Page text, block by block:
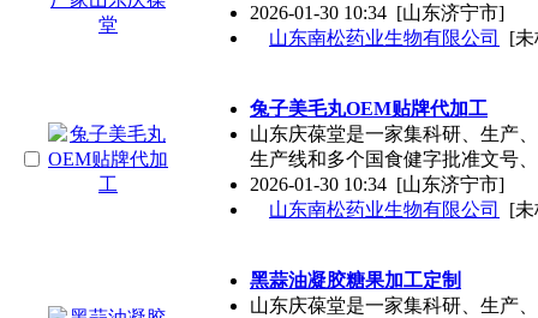
2026-01-30 10:34 [山东济宁市]
山东南松药业生物有限公司
[
兔子美毛丸OEM贴牌代加工
山东庆葆堂是一家集科研、生产
生产线和多个国食健字批准文号
2026-01-30 10:34 [山东济宁市]
山东南松药业生物有限公司
[
黑蒜油凝胶糖果加工定制
山东庆葆堂是一家集科研、生产